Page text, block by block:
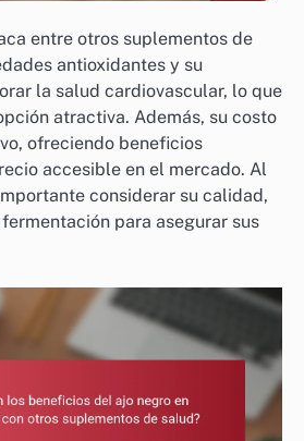
entre otros suplementos de
antioxidantes y su
la salud cardiovascular, lo que
atractiva. Además, su costo
ofreciendo beneficios
accesible en el mercado. Al
considerar su calidad,
para asegurar sus